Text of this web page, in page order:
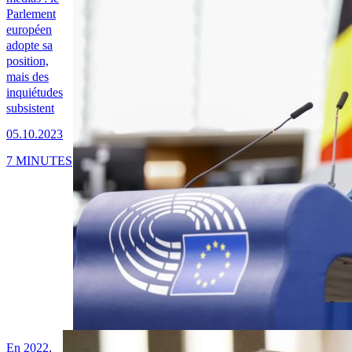
Parlement
européen
adopte sa
position,
mais des
inquiétudes
subsistent
05.10.2023
7 MINUTES
En 2022,